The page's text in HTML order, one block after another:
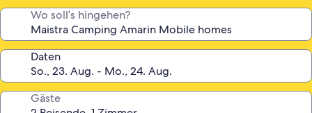
Wo soll’s hingehen?
Daten
Gäste